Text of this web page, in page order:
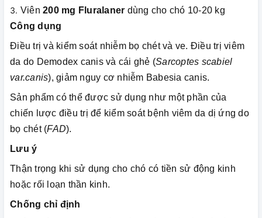
Viên 200 mg Fluralaner dùng cho chó 10-20 kg
Công dụng
Điều trị và kiểm soát nhiễm bọ chét và ve. Điều trị viêm
da do Demodex canis và cái ghẻ (Sarcoptes scabiel
var.canis), giảm nguy cơ nhiễm Babesia canis.
Sản phẩm có thể được sử dụng như một phần của
chiến lược điều trị để kiểm soát bệnh viêm da dị ứng do
bọ chét (FAD).
Lưu ý
Thận trọng khi sử dụng cho chó có tiền sử động kinh
hoặc rối loạn thần kinh.
Chống chỉ định